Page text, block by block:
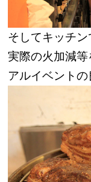
そしてキッチン
実際の火加減
アルイベントの